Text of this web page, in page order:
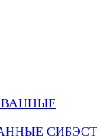
СИБЭСТ